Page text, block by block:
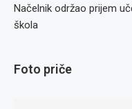
Načelnik održao prijem
škola
Foto priče